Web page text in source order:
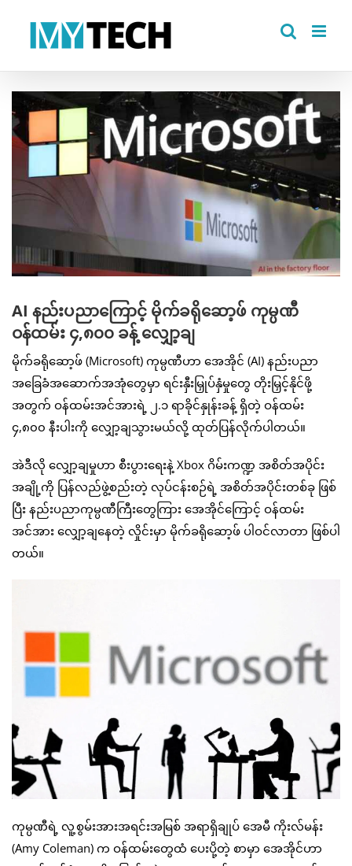
View
Larger
Image
AI နည်းပညာကြောင့် မိုက်ခရိုဆော့ဖ် ကုမ္ပဏီ
ဝန်ထမ်း ၄,၈၀၀ ခန့် လျှော့ချ
မိုက်ခရိုဆော့ဖ် (Microsoft) ကုမ္ပဏီဟာ အေအိုင် (AI) နည်းပညာ
အခြေခံအဆောက်အအုံတွေမှာ ရင်းနှီးမြှုပ်နှံမှုတွေ တိုးမြှင့်နိုင်ဖို့
အတွက် ဝန်ထမ်းအင်အားရဲ့ ၂.၁ ရာခိုင်နှုန်းခန့် ရှိတဲ့ ဝန်ထမ်း
၄,၈၀၀ နီးပါးကို လျှော့ချသွားမယ်လို့ ထုတ်ပြန်လိုက်ပါတယ်။
အဲဒီလို လျှော့ချမှုဟာ စီးပွားရေးနဲ့ Xbox ဂိမ်းကဏ္ဍ အစိတ်အပိုင်း
အချို့ကို ပြန်လည်ဖွဲ့စည်းတဲ့ လုပ်ငန်းစဉ်ရဲ့ အစိတ်အပိုင်းတစ်ခု ဖြစ်
ပြီး နည်းပညာကုမ္ပဏီကြီးတွေကြား အေအိုင်ကြောင့် ဝန်ထမ်း
အင်အား လျှော့ချနေတဲ့ လှိုင်းမှာ မိုက်ခရိုဆော့ဖ် ပါဝင်လာတာ ဖြစ်ပါ
တယ်။
ကုမ္ပဏီရဲ့ လူ့စွမ်းအားအရင်းအမြစ် အရာရှိချုပ် အေမီ ကိုးလ်မန်း
(Amy Coleman) က ဝန်ထမ်းတွေထံ ပေးပို့တဲ့ စာမှာ အေအိုင်ဟာ